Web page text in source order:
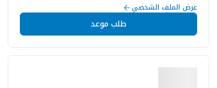
عرض الملف الشخصي
طلب موعد